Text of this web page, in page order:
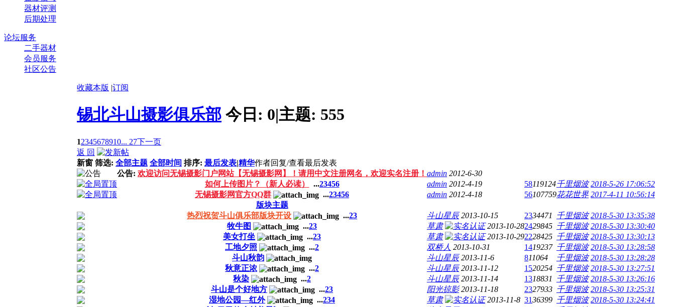
器材评测
后期处理
论坛服务
二手器材
会员服务
社区公告
收藏本版 |订阅
锡北斗山摄影俱乐部 今日: 0|主题: 555
12345678910... 27下一页
返 回
新窗 筛选: 全部主题 全部时间 排序: 最后发表|精华作者回复/查看最后发表
公告: 欢迎访问无锡摄影门户网站【无锡摄影网】！请用中文注册网名，欢迎实名注册！ admin 2012-6-30
如何上传图片？（新人必读）
...23456 admin 2012-4-19 58119124千里烟波 2018-5-26 17:06:52
无锡摄影网官方QQ群
...23456 admin 2012-4-18 56107759花花世界 2017-4-11 10:56:14
版块主题
热烈祝贺斗山俱乐部版块开设
...23 斗山星辰 2013-10-15 2334471 千里烟波 2018-5-30 13:35:38
牧牛图
...23 草肃 2013-10-282429845 千里烟波 2018-5-30 13:30:40
美女打坐
...23 草肃 2013-10-292228425 千里烟波 2018-5-30 13:30:13
工地夕照
...2 双桥人 2013-10-31 1419237 千里烟波 2018-5-30 13:28:58
斗山秋韵
斗山星辰 2013-11-6 811064 千里烟波 2018-5-30 13:28:28
秋意正浓
...2 斗山星辰 2013-11-12 1520254 千里烟波 2018-5-30 13:27:51
秋染
...2 斗山星辰 2013-11-14 1318831 千里烟波 2018-5-30 13:26:16
斗山是个好地方
...23 阳光掠影 2013-11-18 2327933 千里烟波 2018-5-30 13:25:31
湿地公园—红外
...234 草肃 2013-11-8 3136399 千里烟波 2018-5-30 13:24:41